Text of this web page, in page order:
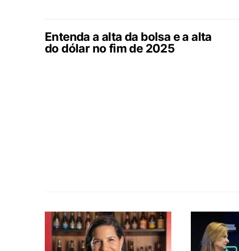
Entenda a alta da bolsa e a alta
do dólar no fim de 2025